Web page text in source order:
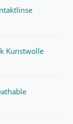
Kunstwolle